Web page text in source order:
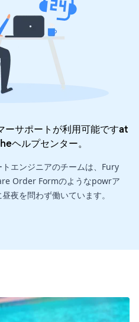
サポートが利用可能ですat
ヘルプセンター。
エンジニアのチームは、Fury
Order Formのようなpowrア
夜を問わず働いています。